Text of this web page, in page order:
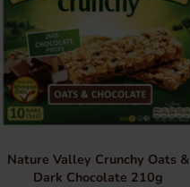
Nature Valley Crunchy Oats &
Dark Chocolate 210g